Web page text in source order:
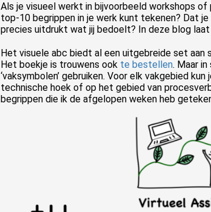
Als je visueel werkt in bijvoorbeeld workshops
top-10 begrippen in je werk kunt tekenen? Dat
precies uitdrukt wat jij bedoelt? In deze blog
Het visuele abc biedt al een uitgebreide set aan
Het boekje is trouwens ook te bestellen. Maar
‘vaksymbolen’ gebruiken. Voor elk vakgebied
technische hoek of op het gebied van
begrippen die ik de afgelopen weken heb